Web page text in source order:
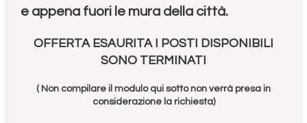
e appena fuori le mura della città.
OFFERTA ESAURITA I POSTI DISPONIBILI
SONO TERMINATI
( Non compilare il modulo qui sotto non verrà presa in
considerazione la richiesta)